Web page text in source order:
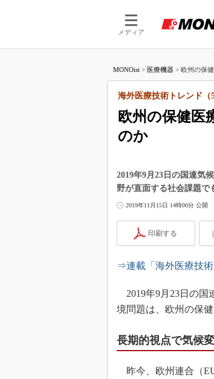
メディア
MONOist > 医療機器 > 欧州の保
欧州の保健医
のか
海外医療技術トレンド（
2019年9月23日の国連気
野が直面する社会課題で
2019年11月15日 14時00分 公開
印刷する
⇒連載「海外医療技
2019年9月23日の国
境問題は、欧州の保
長期的視点で気候
昨今、欧州連合（